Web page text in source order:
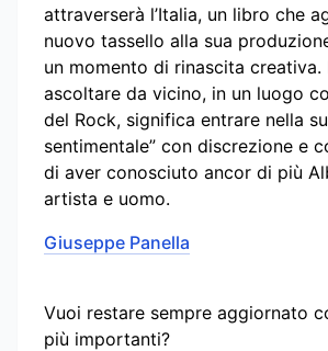
attraverserà l’Italia, un libro che
nuovo tassello alla sua
un momento di rinascita creativa.
ascoltare da vicino, in un luogo
del Rock, significa entrare nella
sentimentale” con discrezione e
di aver conosciuto ancor di più
artista e uomo.
Giuseppe Panella
Vuoi restare sempre aggiornato
più importanti?